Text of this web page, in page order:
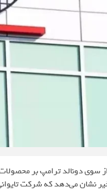
دونالد ترامپ بر محصولات